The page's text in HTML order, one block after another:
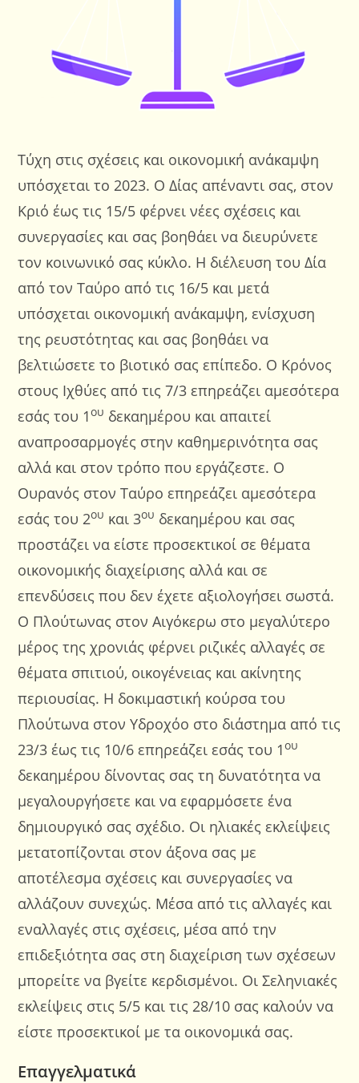
Τύχη στις σχέσεις και οικονομική ανάκαμψη
υπόσχεται το 2023. Ο Δίας απέναντι σας, στον
Κριό έως τις 15/5 φέρνει νέες σχέσεις και
συνεργασίες και σας βοηθάει να διευρύνετε
τον κοινωνικό σας κύκλο. Η διέλευση του Δία
από τον Ταύρο από τις 16/5 και μετά
υπόσχεται οικονομική ανάκαμψη, ενίσχυση
της ρευστότητας και σας βοηθάει να
βελτιώσετε το βιοτικό σας επίπεδο. Ο Κρόνος
στους Ιχθύες από τις 7/3 επηρεάζει αμεσότερα
εσάς του 1ου δεκαημέρου και απαιτεί
αναπροσαρμογές στην καθημερινότητα σας
αλλά και στον τρόπο που εργάζεστε. Ο
Ουρανός στον Ταύρο επηρεάζει αμεσότερα
εσάς του 2ου και 3ου δεκαημέρου και σας
προστάζει να είστε προσεκτικοί σε θέματα
οικονομικής διαχείρισης αλλά και σε
επενδύσεις που δεν έχετε αξιολογήσει σωστά.
Ο Πλούτωνας στον Αιγόκερω στο μεγαλύτερο
μέρος της χρονιάς φέρνει ριζικές αλλαγές σε
θέματα σπιτιού, οικογένειας και ακίνητης
περιουσίας. Η δοκιμαστική κούρσα του
Πλούτωνα στον Υδροχόο στο διάστημα από τις
23/3 έως τις 10/6 επηρεάζει εσάς του 1ου
δεκαημέρου δίνοντας σας τη δυνατότητα να
μεγαλουργήσετε και να εφαρμόσετε ένα
δημιουργικό σας σχέδιο. Οι ηλιακές εκλείψεις
μετατοπίζονται στον άξονα σας με
αποτέλεσμα σχέσεις και συνεργασίες να
αλλάζουν συνεχώς. Μέσα από τις αλλαγές και
εναλλαγές στις σχέσεις, μέσα από την
επιδεξιότητα σας στη διαχείριση των σχέσεων
μπορείτε να βγείτε κερδισμένοι. Οι Σεληνιακές
εκλείψεις στις 5/5 και τις 28/10 σας καλούν να
είστε προσεκτικοί με τα οικονομικά σας.
Επαγγελματικά